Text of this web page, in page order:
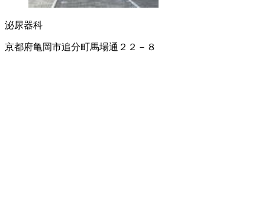
泌尿器科
京都府亀岡市追分町馬場通２２－８